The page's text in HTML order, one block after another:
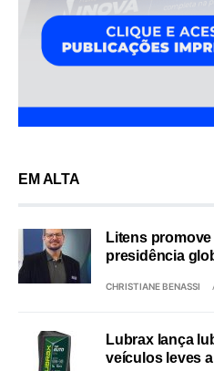
EM ALTA
Litens
presidência
CHRISTIANE BENASSI
Lubrax lança
veículos leves